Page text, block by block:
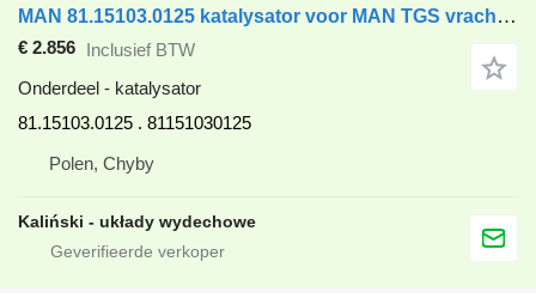
MAN 81.15103.0125 katalysator voor MAN TGS vrachtwagen
€ 2.856 Inclusief BTW
Onderdeel - katalysator
81.15103.0125 . 81151030125
Polen, Chyby
Kaliński - układy wydechowe